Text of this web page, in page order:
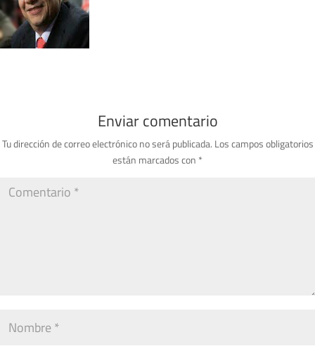
Enviar comentario
Tu dirección de correo electrónico no será publicada. Los campos obligatorios
están marcados con *